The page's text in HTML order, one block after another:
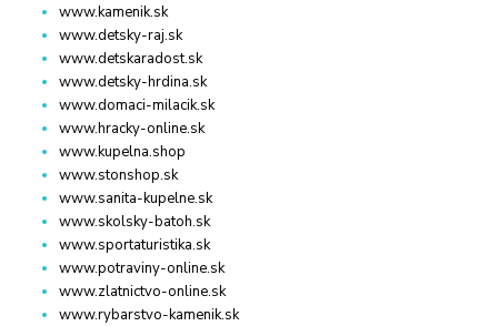
www.kamenik.sk
www.detsky-raj.sk
www.detskaradost.sk
www.detsky-hrdina.sk
www.domaci-milacik.sk
www.hracky-online.sk
www.kupelna.shop
www.stonshop.sk
www.sanita-kupelne.sk
www.skolsky-batoh.sk
www.sportaturistika.sk
www.potraviny-online.sk
www.zlatnictvo-online.sk
www.rybarstvo-kamenik.sk